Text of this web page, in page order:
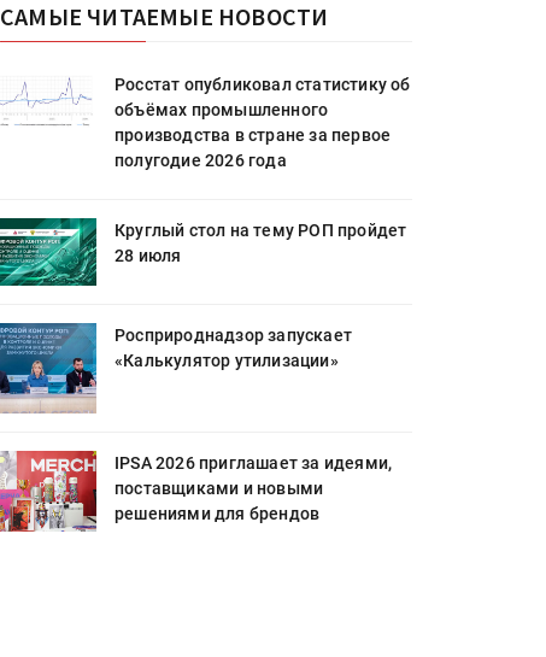
САМЫЕ ЧИТАЕМЫЕ НОВОСТИ
Росстат опубликовал статистику об
объёмах промышленного
производства в стране за первое
полугодие 2026 года
Круглый стол на тему РОП пройдет
28 июля
Росприроднадзор запускает
«Калькулятор утилизации»
IPSA 2026 приглашает за идеями,
поставщиками и новыми
решениями для брендов